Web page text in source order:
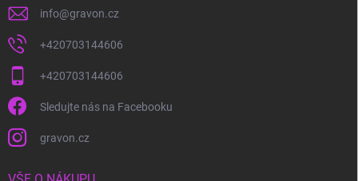
info@gravon.cz
+420703144606
+420703144606
Sledujte nás na Facebooku
gravon.cz